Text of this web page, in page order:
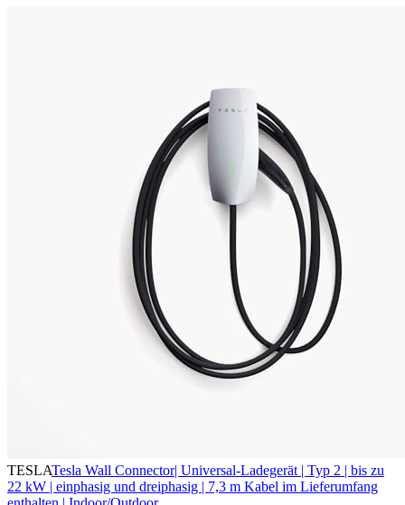
TESLATesla Wall Connector| Universal-Ladegerät | Typ 2 | bis zu
22 kW | einphasig und dreiphasig | 7,3 m Kabel im Lieferumfang